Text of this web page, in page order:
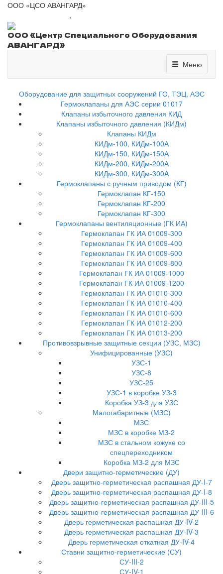
ООО «ЦСО АВАНГАРД»
,
ООО «Центр Специального Оборудования
АВАНГАРД»
МенюМеню
Оборудование для защитных сооружений ГО, ТЭЦ, АЭС
Гермоклапаны для АЭС серии 01017
Клапаны избыточного давления КИД
Клапаны избыточного давления (КИДм)
Клапаны КИДм
КИДм-100, КИДм-100А
КИДм-150, КИДм-150А
КИДм-200, КИДм-200А
КИДм-300, КИДм-300A
Гермоклапаны с ручным приводом (КГ)
Гермоклапан КГ-150
Гермоклапан КГ-200
Гермоклапан КГ-300
Гермоклапаны вентиляционные (ГК ИА)
Гермоклапан ГК ИА 01009-300
Гермоклапан ГК ИА 01009-400
Гермоклапан ГК ИА 01009-600
Гермоклапан ГК ИА 01009-800
Гермоклапан ГК ИА 01009-1000
Гермоклапан ГК ИА 01009-1200
Гермоклапан ГК ИА 01010-300
Гермоклапан ГК ИА 01010-400
Гермоклапан ГК ИА 01010-600
Гермоклапан ГК ИА 01012-200
Гермоклапан ГК ИА 01013-200
Противовзрывные защитные секции (УЗС, МЗС)
Унифицированные (УЗС)
УЗС-1
УЗС-8
УЗС-25
УЗС-1 в коробке УЗ-3
Коробка УЗ-3 для УЗС
Малогабаритные (МЗС)
МЗС
МЗС в коробке МЗ-2
МЗС в стальном кожухе со
спецпереходником
Коробка МЗ-2 для МЗС
Двери защитно-герметические (ДУ)
Дверь защитно-герметическая распашная ДУ-I-7
Дверь защитно-герметическая распашная ДУ-I-8
Дверь защитно-герметическая распашная ДУ-III-5
Дверь защитно-герметическая распашная ДУ-III-6
Дверь герметическая распашная ДУ-IV-2
Дверь герметическая распашная ДУ-IV-3
Дверь герметическая откатная ДУ-IV-4
Ставни защитно-герметические (СУ)
СУ-III-2
СУ-IV-1